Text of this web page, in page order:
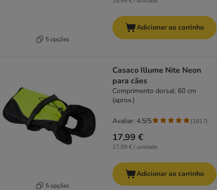
5 opções
Adicionar ao carrinho
5 opções
Casaco Illume Nite Neon
para cães
Comprimento dorsal: 60 cm
(aprox.)
17,99 €
17,99 € / unidade
Avaliar: 4.5/5 (1817)
Adicionar ao carrinho